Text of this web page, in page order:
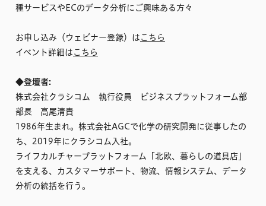
種サービスやECのデータ分析にご興味ある方々
お申し込み（ウェビナー登録）は こちら
イベント詳細は こちら
◆登壇者:
株式会社クラシコム 執行役員 ビジネスプラットフォーム部
部長 高尾清貴
1986年生まれ。株式会社AGCで化学の研究開発に従事したの
ち、2019年にクラシコム入社。
ライフカルチャープラットフォーム「北欧、暮らしの道具店」
を支える、カスタマーサポート、物流、情報システム、データ
分析の統括を行う。